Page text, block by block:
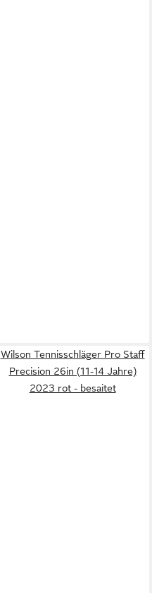
Wilson Tennisschläger Pro Staff
Precision 26in (11-14 Jahre)
2023 rot - besaitet